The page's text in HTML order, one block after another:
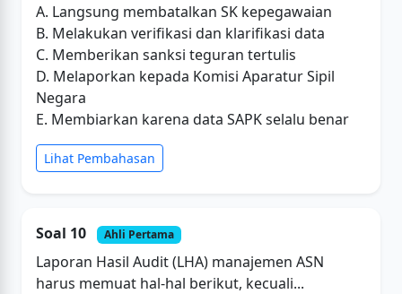
A. Langsung membatalkan SK kepegawaian
B. Melakukan verifikasi dan klarifikasi data
C. Memberikan sanksi teguran tertulis
D. Melaporkan kepada Komisi Aparatur Sipil
Negara
E. Membiarkan karena data SAPK selalu benar
Lihat Pembahasan
Soal 10 Ahli Pertama
Laporan Hasil Audit (LHA) manajemen ASN
harus memuat hal-hal berikut, kecuali...